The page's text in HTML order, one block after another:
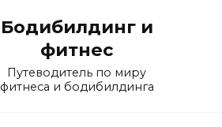
Бодибилдинг и
фитнес
Путеводитель по миру
фитнеса и бодибилдинга